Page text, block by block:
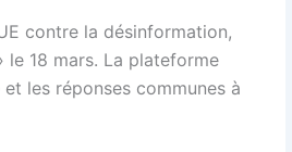
contre la désinformation,
le 18 mars. La plateforme
les réponses communes à